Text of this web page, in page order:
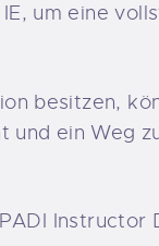
um eine
besitzen,
und ein Weg
Instructor